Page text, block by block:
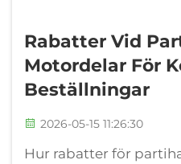
Rabatter Vid
Motordelar För
Beställningar
2026-05-15 11:26:30
Hur rabatter för